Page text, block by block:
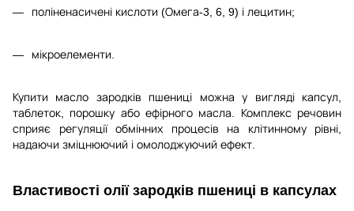
поліненасичені кислоти (Омега-3, 6, 9) і лецитин;
мікроелементи.
Купити масло зародків пшениці можна у вигляді капсул,
таблеток, порошку або ефірного масла. Комплекс речовин
сприяє регуляції обмінних процесів на клітинному рівні,
надаючи зміцнюючий і омолоджуючий ефект.
Властивості олії зародків пшениці в капсулах